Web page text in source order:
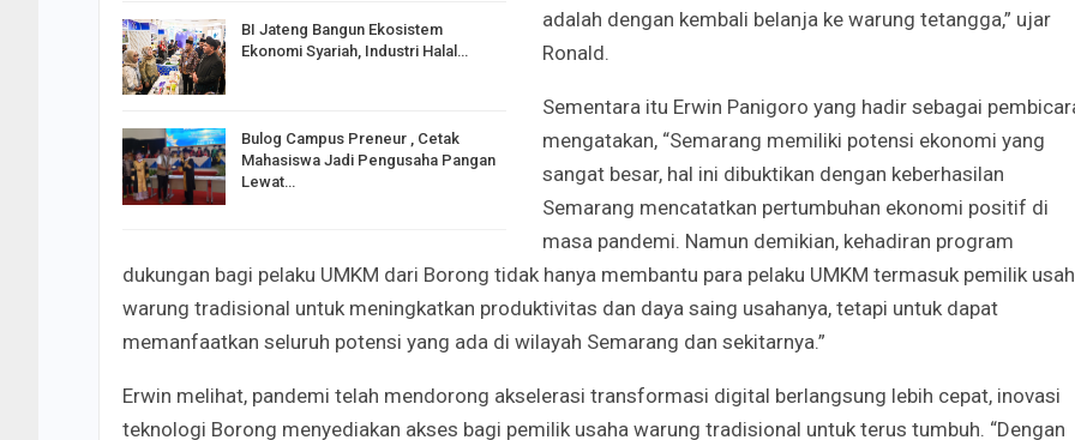
BI Jateng Bangun Ekosistem
Ekonomi Syariah, Industri Halal…
Bulog Campus Preneur , Cetak
Mahasiswa Jadi Pengusaha Pangan
Lewat…
adalah dengan kembali belanja ke warung tetangga,” ujar
Ronald.
Sementara itu Erwin Panigoro yang hadir sebagai
mengatakan, “Semarang memiliki potensi ekonomi yang
sangat besar, hal ini dibuktikan dengan keberhasilan
Semarang mencatatkan pertumbuhan ekonomi positif di
masa pandemi. Namun demikian, kehadiran program
dukungan bagi pelaku UMKM dari Borong tidak hanya membantu para pelaku UMKM termasuk pemilik
warung tradisional untuk meningkatkan produktivitas dan daya saing usahanya, tetapi untuk dapat
memanfaatkan seluruh potensi yang ada di wilayah Semarang dan sekitarnya.”
Erwin melihat, pandemi telah mendorong akselerasi transformasi digital berlangsung lebih cepat, inovasi
teknologi Borong menyediakan akses bagi pemilik usaha warung tradisional untuk terus tumbuh. “Dengan